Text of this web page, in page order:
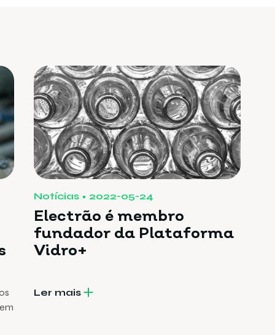
Notícias 2022-05-24
Electrão é membro
fundador da Plataforma
Vidro+
Ler mais